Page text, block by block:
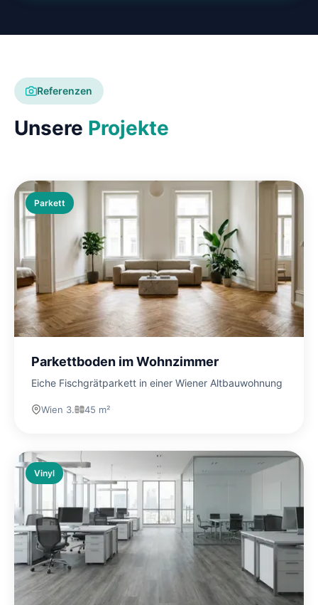
Referenzen
Unsere Projekte
Parkett
Parkettboden im Wohnzimmer
Eiche Fischgrätparkett in einer Wiener Altbauwohnung
Wien 3. 45 m²
Vinyl